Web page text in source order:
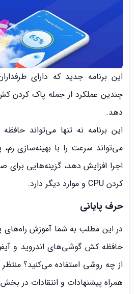
این برنامه جدید که دارای
چندین عملکرد از جمله پاک کردن کش
دهد.
این برنامه نه تنها می‌تواند
می‌تواند سرعت را با بهینه‌سازی
اجرا افزایش دهد، گزینه‌هایی برای
کردن CPU و موارد دیگر دارد.
حرف پایانی
در این مطلب به شما آموزش راه‌های
حافظه کش گوشی‌های اندروید و
از چه روشی استفاده می‌کنید؟
همراه پیشنهادات و انتقادات در